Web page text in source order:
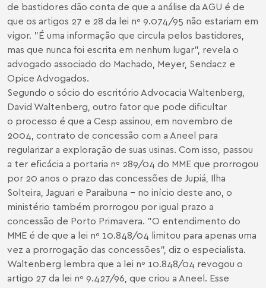
de bastidores dão conta de que a análise da AGU é de
que os artigos 27 e 28 da lei nº 9.074/95 não estariam em
vigor. "É uma informação que circula pelos bastidores,
mas que nunca foi escrita em nenhum lugar", revela o
advogado associado do Machado, Meyer, Sendacz e
Opice Advogados.
Segundo o sócio do escritório Advocacia Waltenberg,
David Waltenberg, outro fator que pode dificultar
o processo é que a Cesp assinou, em novembro de
2004, contrato de concessão com a Aneel para
regularizar a exploração de suas usinas. Com isso, passou
a ter eficácia a portaria nº 289/04 do MME que prorrogou
por 20 anos o prazo das concessões de Jupiá, Ilha
Solteira, Jaguari e Paraibuna - no início deste ano, o
ministério também prorrogou por igual prazo a
concessão de Porto Primavera. "O entendimento do
MME é de que a lei nº 10.848/04 limitou para apenas uma
vez a prorrogação das concessões", diz o especialista.
Waltenberg lembra que a lei nº 10.848/04 revogou o
artigo 27 da lei nº 9.427/96, que criou a Aneel. Esse